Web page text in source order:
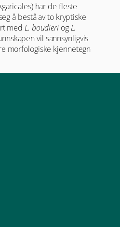
har de fleste
å bestå av to kryptiske
med L. boudieriogL.
vil sannsynligvis
morfologiske kjennetegn